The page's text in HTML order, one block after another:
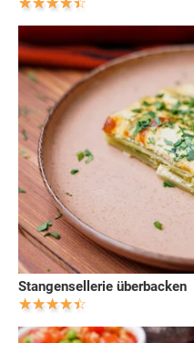
Stangensellerie überbacken